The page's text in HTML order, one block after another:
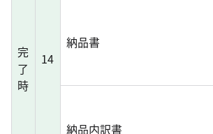
完
了
時
14
納品書
納品内訳書